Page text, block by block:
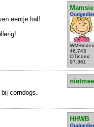
Mamsie
46.743
OTindex:
97.361
eentje half
corndogs.
HHWB